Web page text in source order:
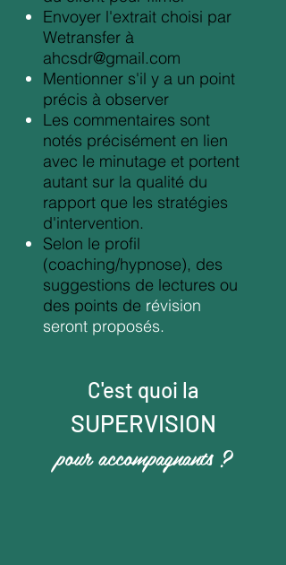
Envoyer l'extrait choisi par
Wetransfer à
ahcsdr@gmail.com
Mentionner s'il y a un point
précis à observer
Les commentaires sont
notés précisément en lien
avec le minutage et portent
autant sur la qualité du
rapport que les stratégies
d'intervention.
Selon le profil
(coaching/hypnose), des
suggestions de lectures ou
des points de révision
seront proposés.
C'est quoi la
SUPERVISION
pour accompagnants ?